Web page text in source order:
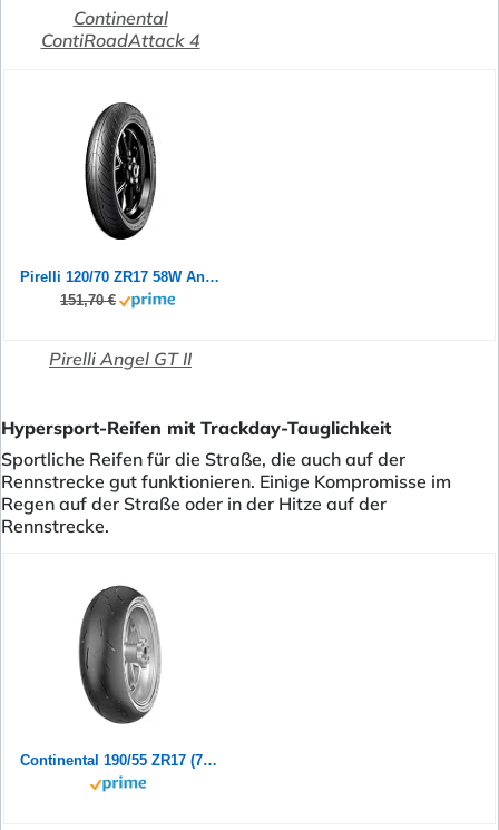
Continental
ContiRoadAttack 4
Pirelli 120/70 ZR17 58W Angel GT II (A)
151,70 €
Pirelli Angel GT II
Hypersport-Reifen mit Trackday-Tauglichkeit
Sportliche Reifen für die Straße, die auch auf der
Rennstrecke gut funktionieren. Einige Kompromisse im
Regen auf der Straße oder in der Hitze auf der
Rennstrecke.
Continental 190/55 ZR17 (75W) ContiRaceAttack 2 Street M/C Motorradreifen